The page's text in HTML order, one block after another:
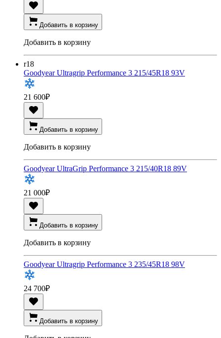
Добавить в корзину
Добавить в корзину
r18
Goodyear Ultragrip Performance 3 215/45R18 93V
21 600₽
Добавить в корзину
Добавить в корзину
Goodyear UltraGrip Performance 3 215/40R18 89V
21 000₽
Добавить в корзину
Добавить в корзину
Goodyear Ultragrip Performance 3 235/45R18 98V
24 700₽
Добавить в корзину